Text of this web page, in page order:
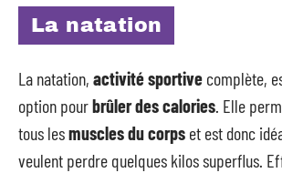
La natation
La natation, activité sportive complète,
option pourbrûler des calories. Elle
tous lesmuscles du corps et est donc
veulent perdre quelques kilos superflus.